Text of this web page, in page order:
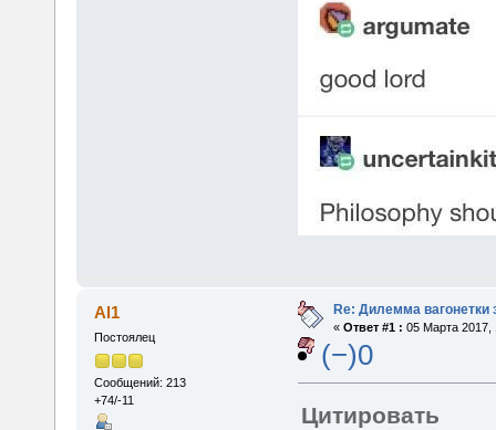
Al1
Постоялец
Сообщений: 213
+74/-11
Re: Дилемма вагонетки
« Ответ #1 : 05 Марта 2017,
(−)0
Цитировать